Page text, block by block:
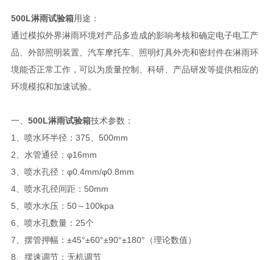
500L淋雨试验箱用途：
通过模拟外界淋雨环境对产品多造成的影响考核和确定电子电工产
品、外部照明装置、汽车摩托车、照明灯具外壳和密封件在淋雨环
境能否正常工作，可以为质量控制、科研、产品研发等提供相应的
环境模拟和加速试验。
一、 500L淋雨试验箱技术参数：
1、喷水环半径：375、500mm
2、水管通径：φ16mm
3、喷水孔径：φ0.4mm/φ0.8mm
4、喷水孔径间距：50mm
5、喷水水压：50～100kpa
6、喷水孔数量：25个
7、摆管押幅：±45°±60°±90°±180°（理论数值）
8、摆速调节：无机调节